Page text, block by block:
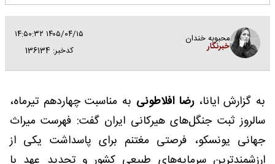
محبوبه خندان
خبرنگار
۱۴۰۵/۰۴/۱۵ ۱۴:۵۰:۳۲
کدخبر: 136134
به گزارش ایانا،رضا افلاطونی به مناسبت چهاردهم تیرماه،
سالروز ثبت جنگل‌های هیرکانی ایران گفت: فهرست میراث
جهانی یونسکو، فرصتی مغتنم برای پاسداشت یکی از
ارزشمندترین سرمایه‌های طبیعی کشور و تجدید عهد با